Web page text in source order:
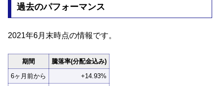
過去のパフォーマンス
2021年6月末時点の情報です。
期間
騰落率(分配金込み)
6ヶ月前から
+14.93%